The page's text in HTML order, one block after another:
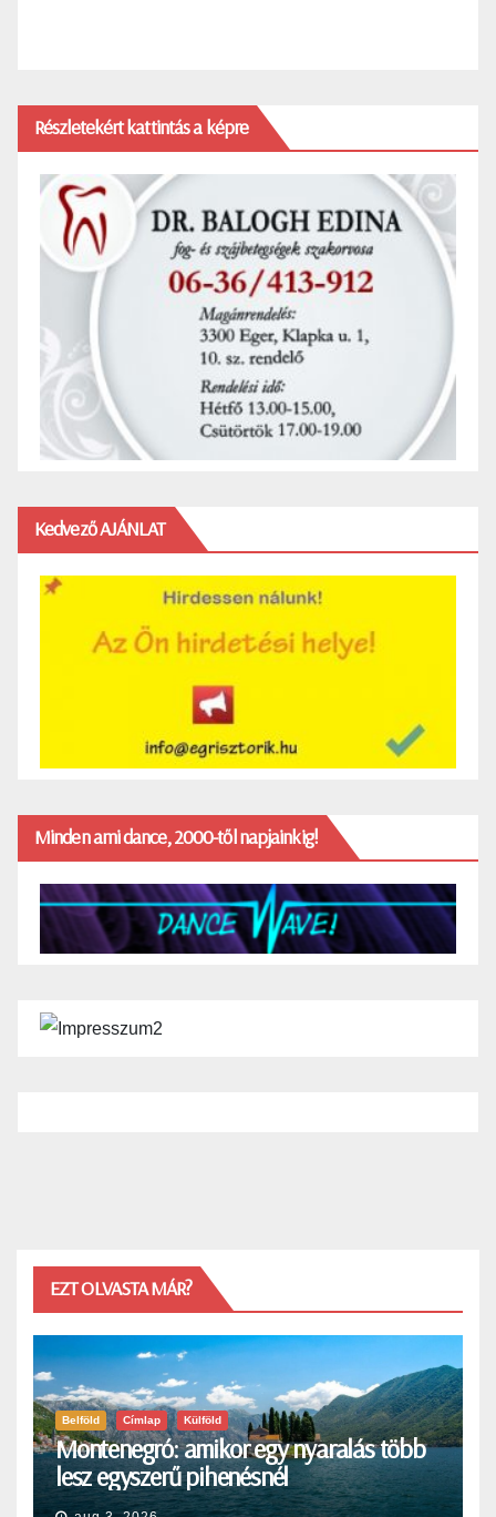
Részletekért kattintás a képre
Kedvező AJÁNLAT
Minden ami dance, 2000-től napjainkig!
EZT OLVASTA MÁR?
Belföld Címlap Külföld
Montenegró: amikor egy nyaralás több
lesz egyszerű pihenésnél